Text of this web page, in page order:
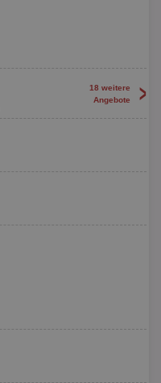
18 weitere
Angebote
>